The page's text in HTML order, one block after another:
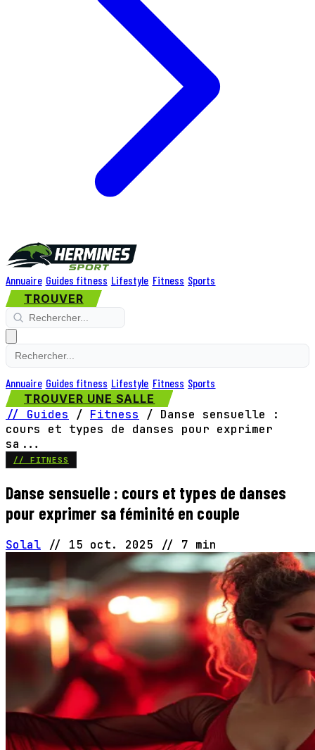
Annuaire Guides fitness Lifestyle Fitness Sports
TROUVER
Annuaire Guides fitness Lifestyle Fitness Sports
TROUVER UNE SALLE
// Guides / Fitness / Danse sensuelle :
cours et types de danses pour exprimer
sa...
// FITNESS
Danse sensuelle : cours et types de danses
pour exprimer sa féminité en couple
Solal // 15 oct. 2025 // 7 min